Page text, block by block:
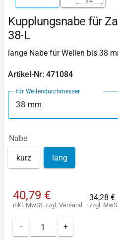
Kupplungsnabe für
38-L
lange Nabe für Wellen bis 38
Artikel-Nr: 471084
für Wellendurchmesser
38 mm
Nabe
kurz lang
40,79 €
inkl. MwSt. zzgl. Versand
34,28 €
zzgl.
- +